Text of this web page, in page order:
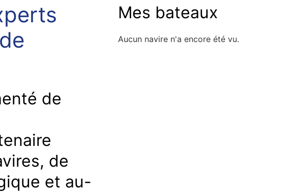
de
de
et au-
Mes bateaux
Aucun navire n'a encore été vu.